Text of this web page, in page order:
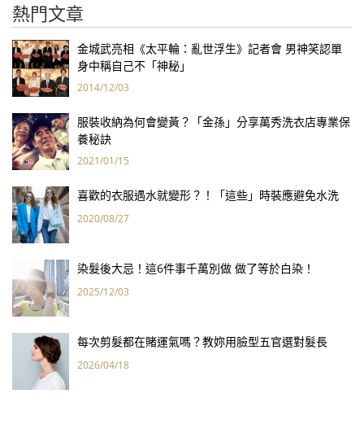
熱門文章
金城武亮相《太平輪：亂世浮生》記者會 男神笑認單
身中稱自己不「神秘」
2014/12/03
服裝收納為何會變黃？「金孫」分享萬秀洗衣店專業保
養秘訣
2021/01/15
喜歡的衣服遇水就變形？！「這些」時裝應避免水洗
2020/08/27
染髮後大忌！這6件事千萬別做 做了等於白染！
2025/12/03
每次剪髮都在賭運氣嗎？教妳用臉型五官選對髮長
2026/04/18